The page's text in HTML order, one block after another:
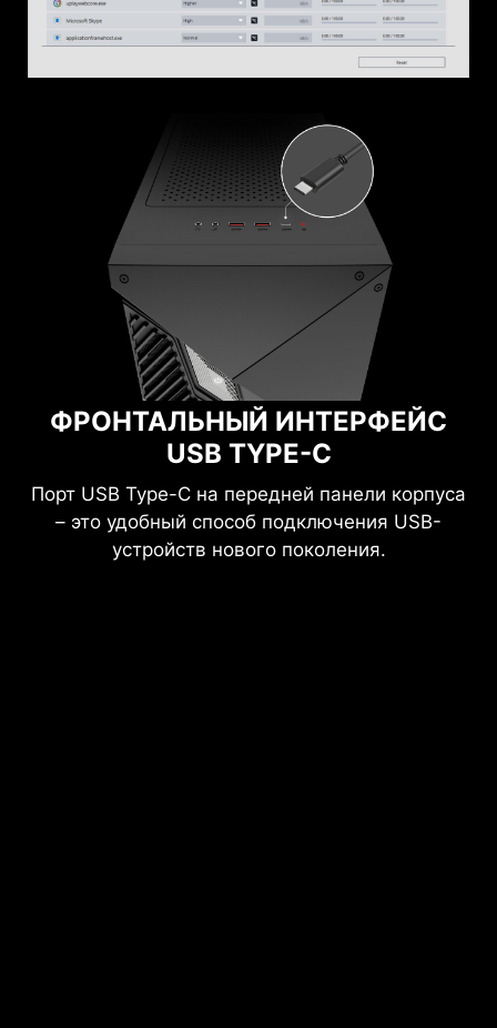
ФРОНТАЛЬНЫЙ ИНТЕРФЕЙС
USB TYPE-C
Порт USB Type-C на передней панели корпуса
– это удобный способ подключения USB-
устройств нового поколения.